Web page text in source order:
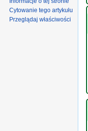
Cytowanie tego artykułu
Przeglądaj właściwości